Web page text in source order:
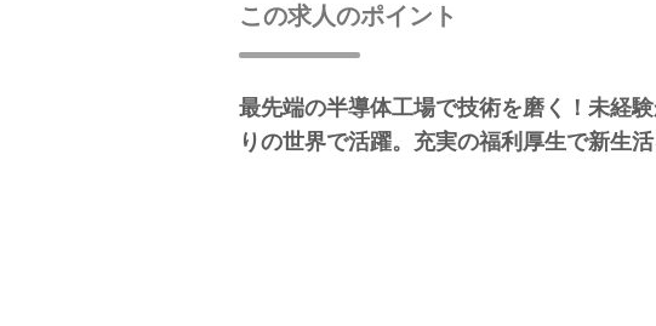
この求人のポイント
最先端の半導体工場で技術を磨く！未経験
りの世界で活躍。充実の福利厚生で新生活